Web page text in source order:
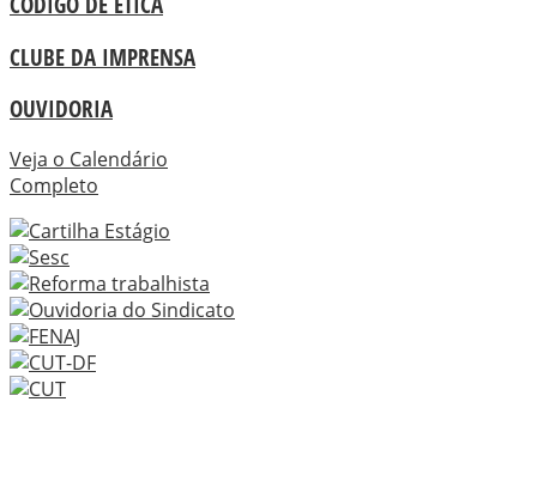
CLUBE DA IMPRENSA
OUVIDORIA
Veja o Calendário
Completo